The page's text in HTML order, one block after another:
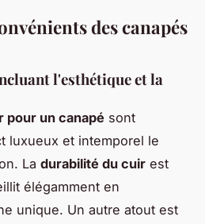
des canapés
l'esthétique et la
pour un canapé sont
luxueux et intemporel le
La durabilité du cuir est
élégamment en
unique. Un autre atout est